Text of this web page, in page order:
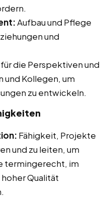
Aufbau und Pflege
und
die Perspektiven und
und Kollegen, um
zu entwickeln.
Fähigkeit, Projekte
und zu leiten, um
termingerecht, im
Qualität